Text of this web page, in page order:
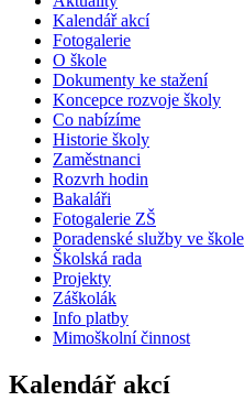
Kalendář akcí
Fotogalerie
O škole
Dokumenty ke stažení
Koncepce rozvoje školy
Co nabízíme
Historie školy
Zaměstnanci
Rozvrh hodin
Bakaláři
Fotogalerie ZŠ
Poradenské služby ve škole
Školská rada
Projekty
Záškolák
Info platby
Mimoškolní činnost
Kalendář akcí